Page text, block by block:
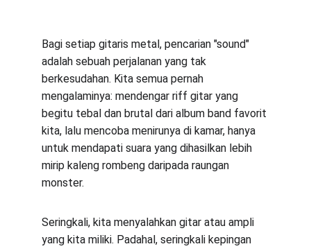
Bagi setiap gitaris metal, pencarian "sound"
adalah sebuah perjalanan yang tak
berkesudahan. Kita semua pernah
mengalaminya: mendengar riff gitar yang
begitu tebal dan brutal dari album band favorit
kita, lalu mencoba menirunya di kamar, hanya
untuk mendapati suara yang dihasilkan lebih
mirip kaleng rombeng daripada raungan
monster.
Seringkali, kita menyalahkan gitar atau ampli
yang kita miliki. Padahal, seringkali kepingan